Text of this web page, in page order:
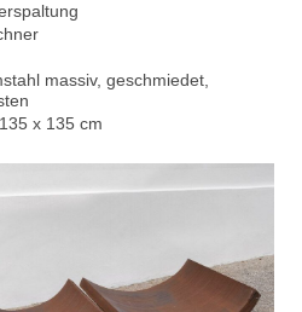
massiv, geschmiedet,
x 135 cm